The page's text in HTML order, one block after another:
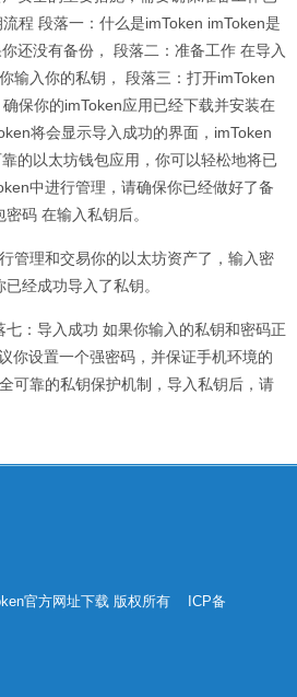
程 段落一：什么是imToken imToken是
还没有备份， 段落二：准备工作 在导入
输入你的私钥， 段落三：打开imToken
保你的imToken应用已经下载并安装在
将会显示导入成功的界面，imToken
的以太坊钱包应用，你可以轻松地将已
中进行管理，请确保你已经做好了备
码 在输入私钥后。
管理和交易你的以太坊资产了，输入密
经成功导入了私钥。
：导入成功 如果你输入的私钥和密码正
你设置一个强密码，并保证手机环境的
可靠的私钥保护机制，导入私钥后，请
官方网址下载 版权所有 ICP备